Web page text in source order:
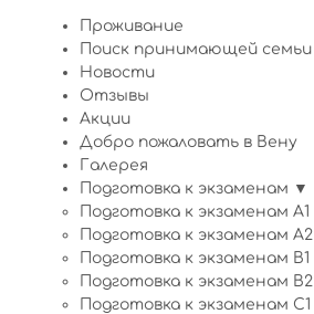
Проживание
Поиск принимающей семьи
Новости
Отзывы
Акции
Добро пожаловать в Вену
Галерея
Подготовка к экзаменам ▼
Подготовка к экзаменам A1
Подготовка к экзаменам A2
Подготовка к экзаменам B1
Подготовка к экзаменам B2
Подготовка к экзаменам C1